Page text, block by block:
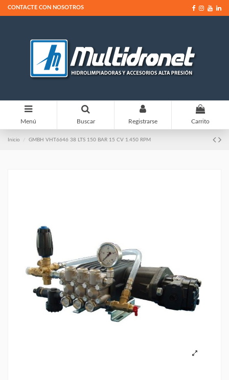
CONTACTE CON NOSOTROS
Menú Buscar Registrarse
0
Carrito
Inicio GMBH VHT6646 38 LTS 150 BAR 15 CV 1.450 RPM